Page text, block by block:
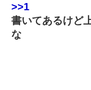
>>1
書いてあるけど
な